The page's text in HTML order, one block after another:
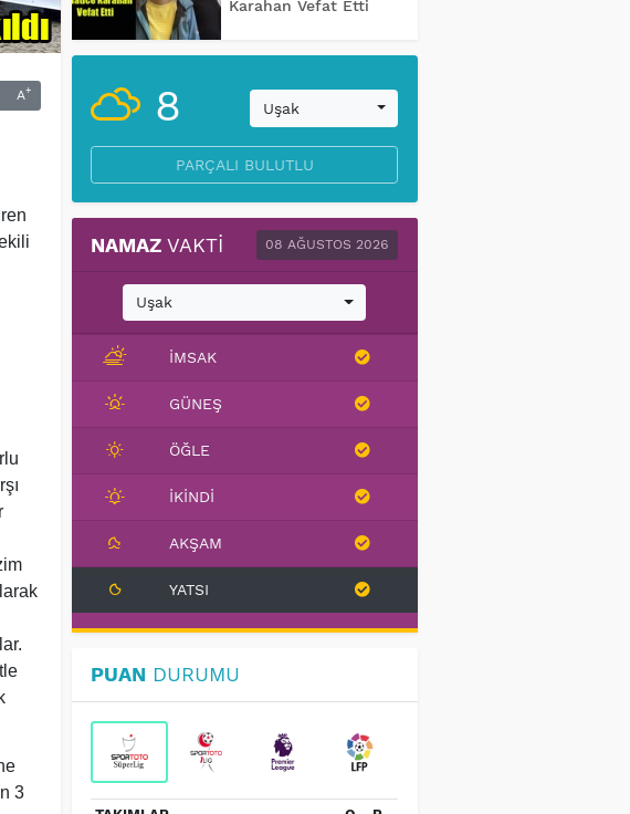
A+
3
Karahan Vefat Etti
8 Uşak
PARÇALI BULUTLU
NAMAZ VAKTI 08 AĞUSTOS 2026
Uşak
İMSAK
GÜNEŞ
ÖĞLE
İKINDI
AKŞAM
YATSI
PUAN DURUMU